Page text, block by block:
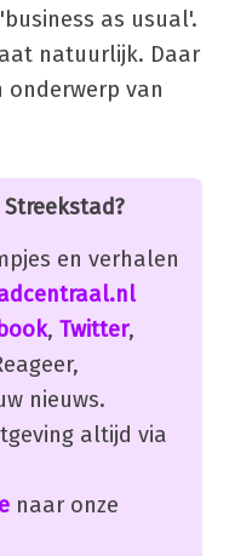
as usual'.
natuurlijk. Daar
onderwerp van
en verhalen
, Twitter,
nieuws.
altijd via
naar onze